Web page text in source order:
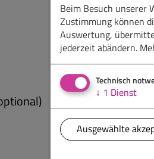
Beim Besuch unserer
Zustimmung können
Auswertung,
jederzeit abändern.
Technisch
↓ 1 Dienst
Ausgewählte